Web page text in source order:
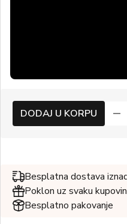
DODAJ U KORPU
Besplatna dostava
Poklon uz svaku
Besplatno pakovanje